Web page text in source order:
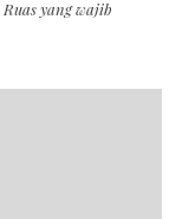
Ruas yang wajib